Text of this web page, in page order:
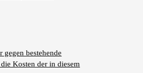
bestehende
Kosten der in diesem